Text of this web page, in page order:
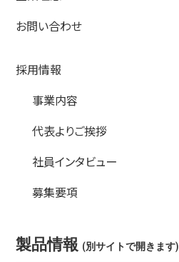
お問い合わせ
採用情報
事業内容
代表よりご挨拶
社員インタビュー
募集要項
製品情報 (別サイトで開きます)